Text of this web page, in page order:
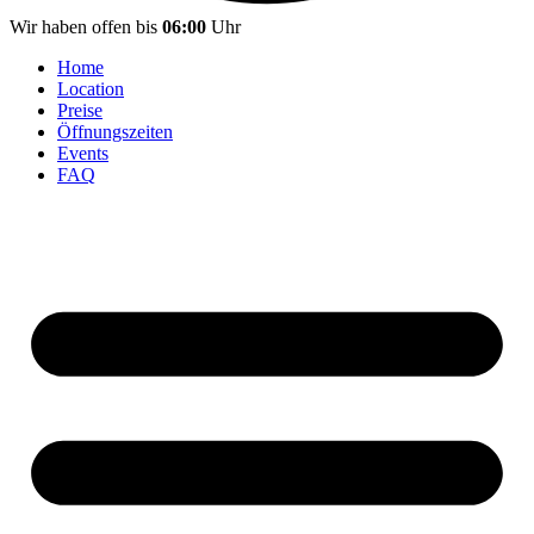
Wir haben offen bis 06:00 Uhr
Home
Location
Preise
Öffnungszeiten
Events
FAQ